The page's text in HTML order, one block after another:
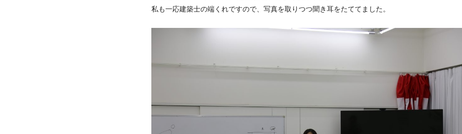
私も一応建築士の端くれですので、写真を取りつつ聞き耳をたててました。